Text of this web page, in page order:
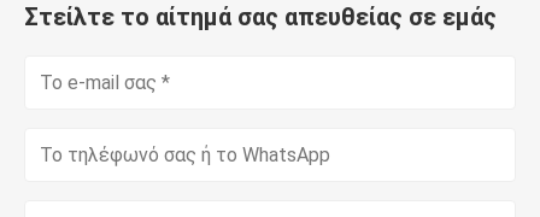
Στείλτε το αίτημά σας απευθείας σε εμάς